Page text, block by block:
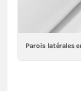
Parois latérales